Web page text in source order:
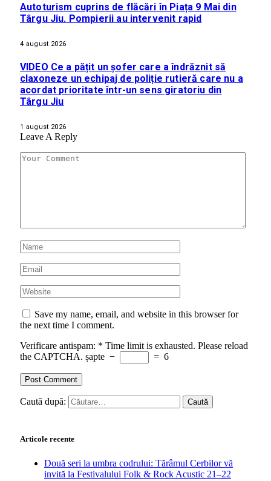
Autoturism cuprins de flăcări în Piața 9 Mai din
Târgu Jiu. Pompierii au intervenit rapid
4 august 2026
VIDEO Ce a pățit un șofer care a îndrăznit să
claxoneze un echipaj de poliție rutieră care nu a
acordat prioritate într-un sens giratoriu din
Târgu Jiu
1 august 2026
Leave A Reply
Save my name, email, and website in this browser for
the next time I comment.
Verificare antispam: * Time limit is exhausted. Please reload
the CAPTCHA. șapte − = 6
Caută după:
Articole recente
Două seri la umbra codrului: Tărâmul Cerbilor vă
invită la Festivalului Folk & Rock Acustic 21–22